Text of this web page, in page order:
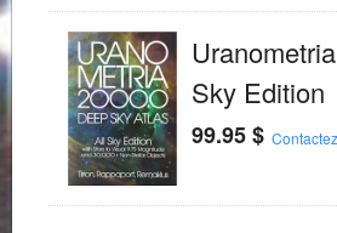
Sky Edition
99.95$